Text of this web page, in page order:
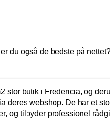
du også de bedste på
stor butik i Fredericia, og
deres webshop. De har et
og tilbyder professionel